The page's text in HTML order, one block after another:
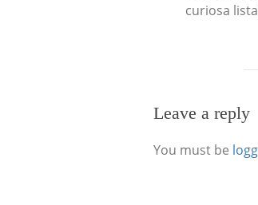
curiosa
Leave a reply
You must be